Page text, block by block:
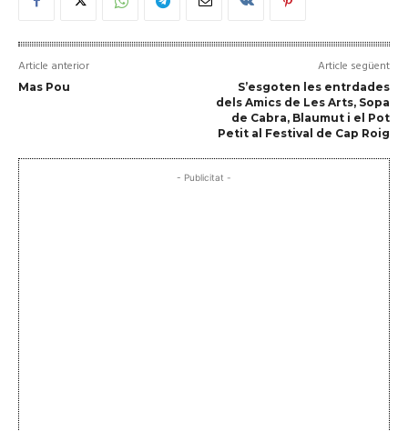
Article anterior
Mas Pou
Article següent
S’esgoten les entrdades
dels Amics de Les Arts, Sopa
de Cabra, Blaumut i el Pot
Petit al Festival de Cap Roig
- Publicitat -